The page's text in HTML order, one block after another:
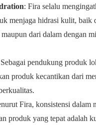
: Fira selalu
menjaga hidrasi kulit, baik
dari dalam dengan
pendukung produk
produk kecantikan dari
Fira, konsistensi dalam
produk yang tepat adalah